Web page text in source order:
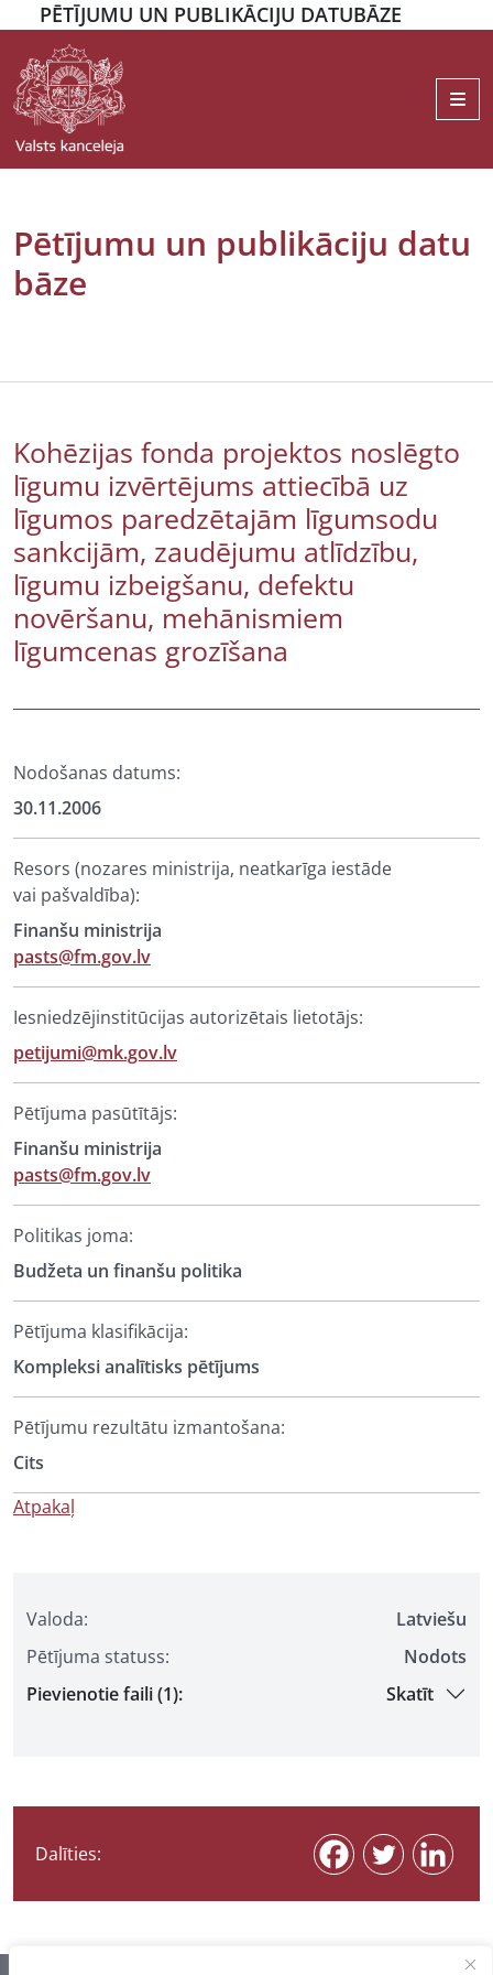
PĒTĪJUMU UN PUBLIKĀCIJU DATUBĀZE
Pētījumu un publikāciju datu
bāze
Valoda:
Latviešu
Pētījuma statuss:
Nodots
Pievienotie faili (1):
Skatīt
Dalīties:
Kohēzijas fonda projektos noslēgto
līgumu izvērtējums attiecībā uz
līgumos paredzētajām līgumsodu
sankcijām, zaudējumu atlīdzību,
līgumu izbeigšanu, defektu
novēršanu, mehānismiem
līgumcenas grozīšana
Nodošanas datums:
30.11.2006
Resors (nozares ministrija, neatkarīga iestāde
vai pašvaldība):
Finanšu ministrija
pasts@fm.gov.lv
Iesniedzējinstitūcijas autorizētais lietotājs:
petijumi@mk.gov.lv
Pētījuma pasūtītājs:
Finanšu ministrija
pasts@fm.gov.lv
Politikas joma:
Budžeta un finanšu politika
Pētījuma klasifikācija:
Kompleksi analītisks pētījums
Pētījumu rezultātu izmantošana:
Cits
Atpakaļ